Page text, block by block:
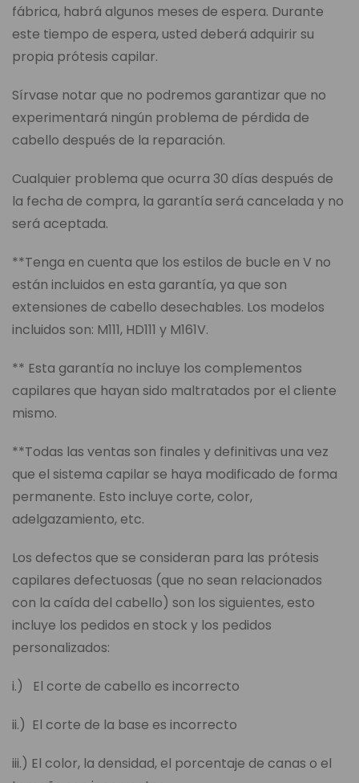
fábrica, habrá algunos meses de espera. Durante
este tiempo de espera, usted deberá adquirir su
propia prótesis capilar.
Sírvase notar que no podremos garantizar que no
experimentará ningún problema de pérdida de
cabello después de la reparación.
Cualquier problema que ocurra 30 días después de
la fecha de compra, la garantía será cancelada y no
será aceptada.
**Tenga en cuenta que los estilos de bucle en V no
están incluidos en esta garantía, ya que son
extensiones de cabello desechables. Los modelos
incluidos son: M111, HD111 y M161V.
** Esta garantía no incluye los complementos
capilares que hayan sido maltratados por el cliente
mismo.
**Todas las ventas son finales y definitivas una vez
que el sistema capilar se haya modificado de forma
permanente. Esto incluye corte, color,
adelgazamiento, etc.
Los defectos que se consideran para las prótesis
capilares defectuosas (que no sean relacionados
con la caída del cabello) son los siguientes, esto
incluye los pedidos en stock y los pedidos
personalizados:
i.) El corte de cabello es incorrecto
ii.) El corte de la base es incorrecto
iii.) El color, la densidad, el porcentaje de canas o el